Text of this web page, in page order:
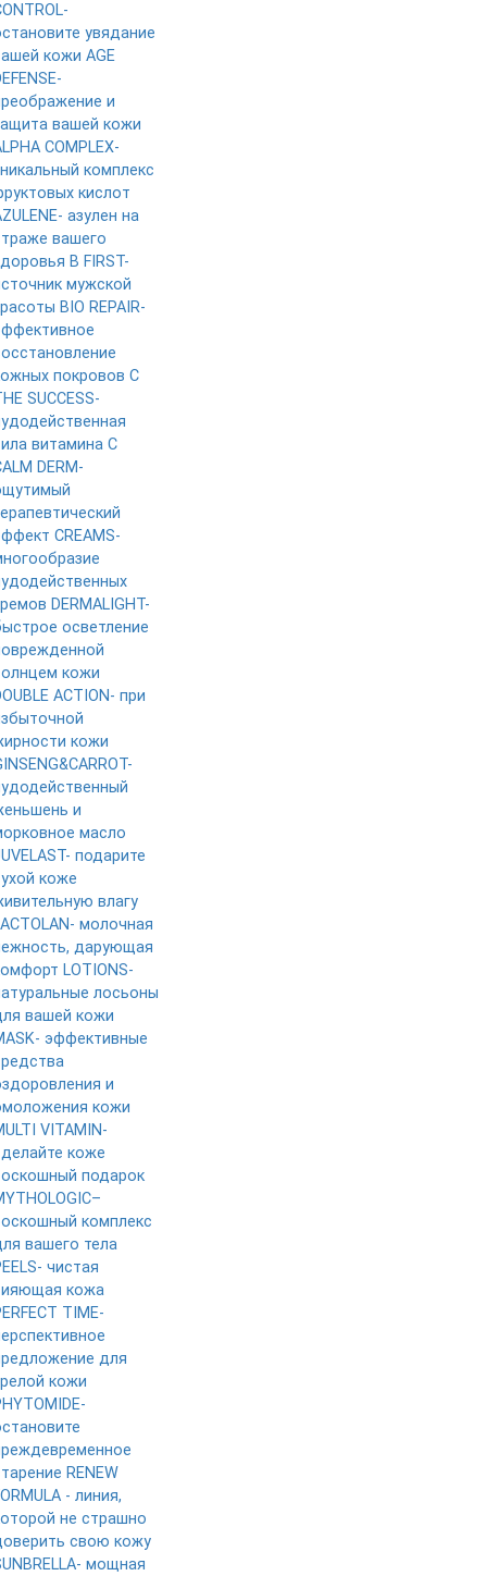
увядание
кожи AGE
и
вашей кожи
COMPLEX-
комплекс
кислот
азулен на
вашего
B FIRST-
мужской
BIO REPAIR-
покровов C
SUCCESS-
витамина C
DERM-
CREAMS-
DERMALIGHT-
осветление
кожи
ACTION- при
кожи
и
масло
подарите
коже
влагу
молочная
дарующая
LOTIONS-
лосьоны
вашей кожи
эффективные
и
кожи
VITAMIN-
коже
подарок
комплекс
вашего тела
чистая
кожа
TIME-
для
кожи
RENEW
- линия,
не страшно
свою кожу
мощная